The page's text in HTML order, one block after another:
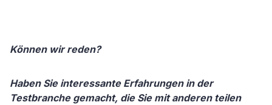
Können wir reden?
Haben Sie interessante Erfahrungen in der
Testbranche gemacht, die Sie mit anderen teilen